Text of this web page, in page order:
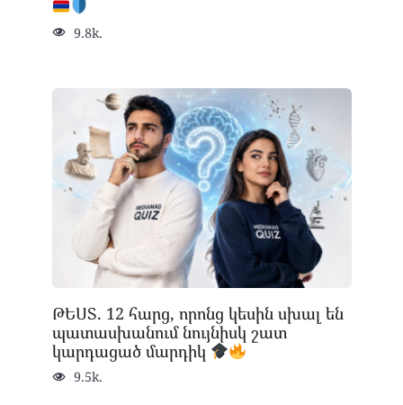
9.8k.
ԹԵՍՏ. 12 հարց, որոնց կեսին սխալ են
պատասխանում նույնիսկ շատ
կարդացած մարդիկ
9.5k.